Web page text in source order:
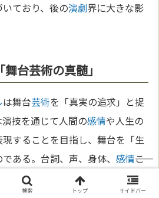
ており、後の演劇界に大きな影
台芸術の真髄」
は舞台芸術を「真実の追求」と捉
技を通じて人間の感情や人生の
することを目指し、舞台を「生
ある。台詞、声、身体、感情――こ
し、観客に真実の物語を届けるこ
検索 トップ サイドバー